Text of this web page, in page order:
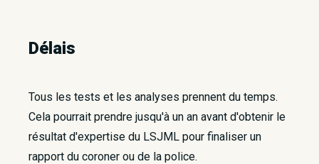
Délais
Tous les tests et les analyses prennent du temps.
Cela pourrait prendre jusqu'à un an avant d'obtenir le
résultat d'expertise du LSJML pour finaliser un
rapport du coroner ou de la police.